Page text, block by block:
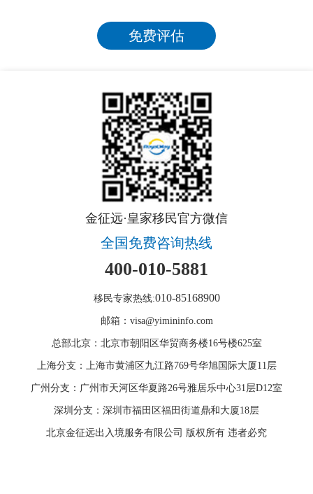
金征远·皇家移民官方微信
全国免费咨询热线
400-010-5881
移民专家热线:010-85168900
邮箱：visa@yimininfo.com
总部北京：北京市朝阳区华贸商务楼16号楼625室
上海分支：上海市黄浦区九江路769号华旭国际大厦11层
广州分支：广州市天河区华夏路26号雅居乐中心31层D12室
深圳分支：深圳市福田区福田街道鼎和大厦18层
北京金征远出入境服务有限公司 版权所有 违者必究